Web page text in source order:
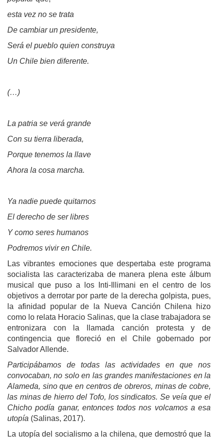
esta vez no se trata
De cambiar un presidente,
Será el pueblo quien construya
Un Chile bien diferente.
(…)
La patria se verá grande
Con su tierra liberada,
Porque tenemos la llave
Ahora la cosa marcha.
Ya nadie puede quitarnos
El derecho de ser libres
Y como seres humanos
Podremos vivir en Chile.
Las vibrantes emociones que despertaba este programa
socialista las caracterizaba de manera plena este álbum
musical que puso a los Inti-Illimani en el centro de los
objetivos a derrotar por parte de la derecha golpista, pues,
la afinidad popular de la Nueva Canción Chilena hizo
como lo relata Horacio Salinas, que la clase trabajadora se
entronizara con la llamada canción protesta y de
contingencia que floreció en el Chile gobernado por
Salvador Allende.
Participábamos de todas las actividades en que nos
convocaban, no solo en las grandes manifestaciones en la
Alameda, sino que en centros de obreros, minas de cobre,
las minas de hierro del Tofo, los sindicatos. Se veía que el
Chicho podía ganar, entonces todos nos volcamos a esa
utopía (Salinas, 2017).
La utopía del socialismo a la chilena, que demostró que la